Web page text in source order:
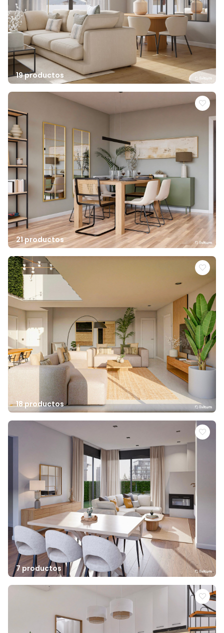
19 productos
21 productos
18 productos
7 productos